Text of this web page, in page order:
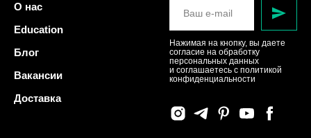
О нас
Education
Блог
Вакансии
Доставка
Нажимая на кнопку, вы даете
согласие на обработку
персональных данных
и соглашаетесь c политикой
конфиденциальности